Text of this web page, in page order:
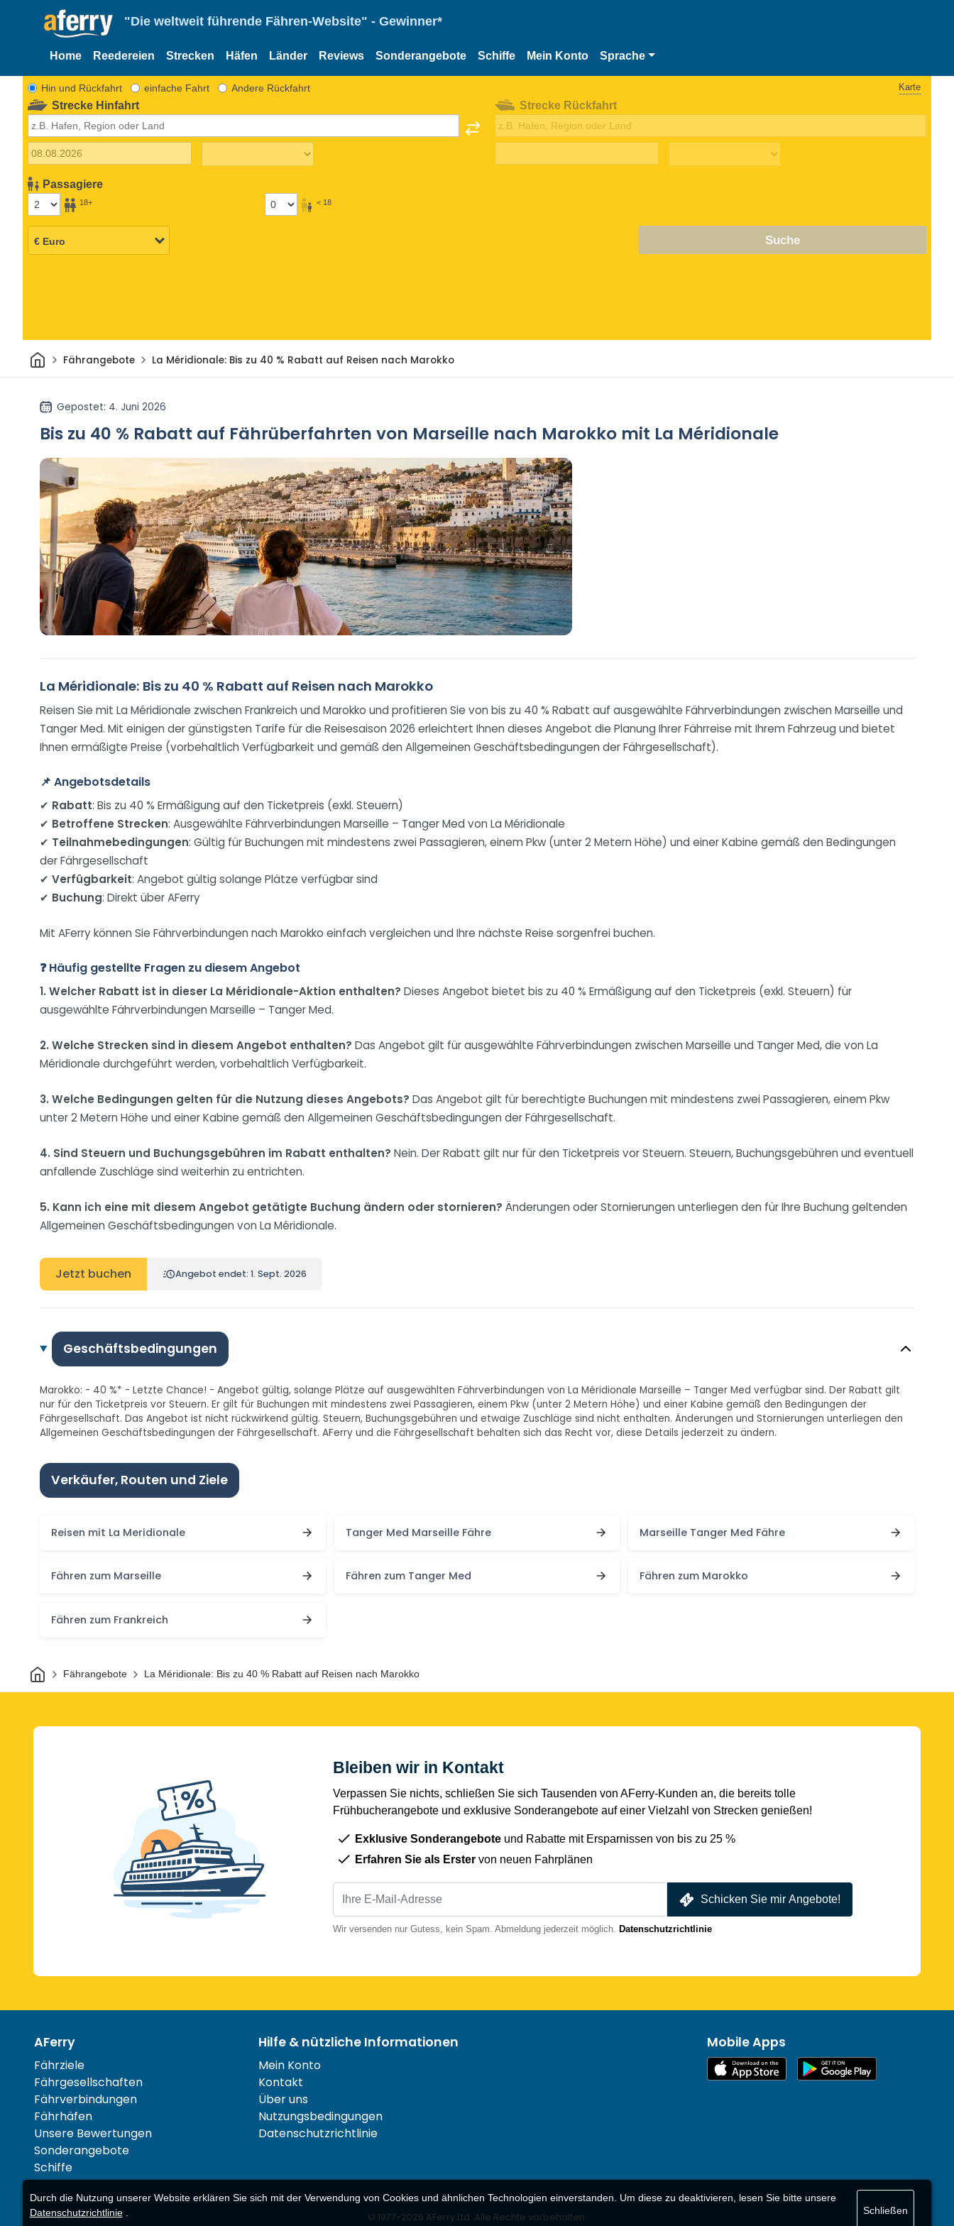
"Die weltweit führende Fähren-Website" - Gewinner*
Home Reedereien Strecken Häfen Länder Reviews Sonderangebote Schiffe Mein Konto Sprache
Hin und Rückfahrt einfache Fahrt Andere Rückfahrt Karte
Strecke Hinfahrt
Passagiere
18+ < 18
Strecke Rückfahrt
Suche
HeimFährangebote La Méridionale: Bis zu 40 % Rabatt auf Reisen nach Marokko
Gepostet: 4. Juni 2026
Bis zu 40 % Rabatt auf Fährüberfahrten von Marseille nach Marokko mit La Méridionale
La Méridionale: Bis zu 40 % Rabatt auf Reisen nach Marokko
Reisen Sie mit La Méridionale zwischen Frankreich und Marokko und profitieren Sie von bis zu 40 % Rabatt auf ausgewählte Fährverbindungen zwischen Marseille und
Tanger Med. Mit einigen der günstigsten Tarife für die Reisesaison 2026 erleichtert Ihnen dieses Angebot die Planung Ihrer Fährreise mit Ihrem Fahrzeug und bietet
Ihnen ermäßigte Preise (vorbehaltlich Verfügbarkeit und gemäß den Allgemeinen Geschäftsbedingungen der Fährgesellschaft).
📌 Angebotsdetails
✔ Rabatt: Bis zu 40 % Ermäßigung auf den Ticketpreis (exkl. Steuern)
✔ Betroffene Strecken: Ausgewählte Fährverbindungen Marseille – Tanger Med von La Méridionale
✔ Teilnahmebedingungen: Gültig für Buchungen mit mindestens zwei Passagieren, einem Pkw (unter 2 Metern Höhe) und einer Kabine gemäß den Bedingungen
der Fährgesellschaft
✔ Verfügbarkeit: Angebot gültig solange Plätze verfügbar sind
✔ Buchung: Direkt über AFerry
Mit AFerry können Sie Fährverbindungen nach Marokko einfach vergleichen und Ihre nächste Reise sorgenfrei buchen.
❓ Häufig gestellte Fragen zu diesem Angebot
1. Welcher Rabatt ist in dieser La Méridionale-Aktion enthalten? Dieses Angebot bietet bis zu 40 % Ermäßigung auf den Ticketpreis (exkl. Steuern) für
ausgewählte Fährverbindungen Marseille – Tanger Med.
2. Welche Strecken sind in diesem Angebot enthalten? Das Angebot gilt für ausgewählte Fährverbindungen zwischen Marseille und Tanger Med, die von La
Méridionale durchgeführt werden, vorbehaltlich Verfügbarkeit.
3. Welche Bedingungen gelten für die Nutzung dieses Angebots? Das Angebot gilt für berechtigte Buchungen mit mindestens zwei Passagieren, einem Pkw
unter 2 Metern Höhe und einer Kabine gemäß den Allgemeinen Geschäftsbedingungen der Fährgesellschaft.
4. Sind Steuern und Buchungsgebühren im Rabatt enthalten? Nein. Der Rabatt gilt nur für den Ticketpreis vor Steuern. Steuern, Buchungsgebühren und eventuell
anfallende Zuschläge sind weiterhin zu entrichten.
5. Kann ich eine mit diesem Angebot getätigte Buchung ändern oder stornieren? Änderungen oder Stornierungen unterliegen den für Ihre Buchung geltenden
Allgemeinen Geschäftsbedingungen von La Méridionale.
Jetzt buchen Angebot endet: 1. Sept. 2026
Geschäftsbedingungen
Marokko: - 40 %* - Letzte Chance! - Angebot gültig, solange Plätze auf ausgewählten Fährverbindungen von La Méridionale Marseille – Tanger Med verfügbar sind. Der Rabatt gilt
nur für den Ticketpreis vor Steuern. Er gilt für Buchungen mit mindestens zwei Passagieren, einem Pkw (unter 2 Metern Höhe) und einer Kabine gemäß den Bedingungen der
Fährgesellschaft. Das Angebot ist nicht rückwirkend gültig. Steuern, Buchungsgebühren und etwaige Zuschläge sind nicht enthalten. Änderungen und Stornierungen unterliegen den
Allgemeinen Geschäftsbedingungen der Fährgesellschaft. AFerry und die Fährgesellschaft behalten sich das Recht vor, diese Details jederzeit zu ändern.
Verkäufer, Routen und Ziele
Reisen mit La Meridionale Tanger Med Marseille Fähre Marseille Tanger Med Fähre
Fähren zum Marseille Fähren zum Tanger Med Fähren zum Marokko
Fähren zum Frankreich
HeimFährangebote La Méridionale: Bis zu 40 % Rabatt auf Reisen nach Marokko
Bleiben wir in Kontakt
Verpassen Sie nichts, schließen Sie sich Tausenden von AFerry-Kunden an, die bereits tolle
Frühbucherangebote und exklusive Sonderangebote auf einer Vielzahl von Strecken genießen!
Exklusive Sonderangebote und Rabatte mit Ersparnissen von bis zu 25 %
Erfahren Sie als Erster von neuen Fahrplänen
Schicken Sie mir Angebote!
Wir versenden nur Gutess, kein Spam. Abmeldung jederzeit möglich. Datenschutzrichtlinie
AFerry
Fährziele
Fährgesellschaften
Fährverbindungen
Fährhäfen
Unsere Bewertungen
Sonderangebote
Schiffe
Hilfe & nützliche Informationen
Mein Konto
Kontakt
Über uns
Nutzungsbedingungen
Datenschutzrichtlinie
Mobile Apps
© 1977-2026 AFerry Ltd. Alle Rechte vorbehalten.
Durch die Nutzung unserer Website erklären Sie sich mit der Verwendung von Cookies und ähnlichen Technologien einverstanden. Um diese zu deaktivieren, lesen Sie bitte unsere
Datenschutzrichtlinie. Schließen